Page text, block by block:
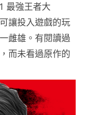
最強王者大
讓投入遊戲的玩
雌雄。有閱讀過
而未看過原作的